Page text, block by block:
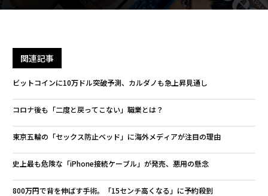
関連記事
ビットコインに10万ドル突破予測、カルダノも急上昇見通し
コロナ後も「二度と戻ってこない」職業とは？
東京五輪の「セックス防止ベッド」に海外メディアが注目の理由
史上最も危険な「iPhone接続ケーブル」が発売、悪用の懸念
800万円で背を伸ばす手術。「15センチ高くなる」に予約殺到